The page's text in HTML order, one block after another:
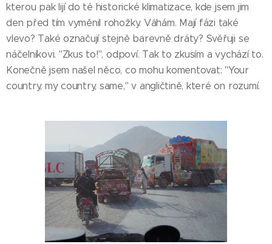
kterou pak lijí do té historické klimatizace, kde jsem jim
den před tím vyměnil rohožky. Váhám. Mají fázi také
vlevo? Také označují stejně barevně dráty? Svěřuji se
náčelníkovi. "Zkus to!", odpoví. Tak to zkusím a vychází to.
Konečně jsem našel něco, co mohu komentovat: "Your
country, my country, same," v angličtině, které on rozumí.